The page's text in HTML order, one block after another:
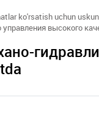
ko'rsatish uchun
высокого